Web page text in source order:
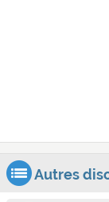
Autres